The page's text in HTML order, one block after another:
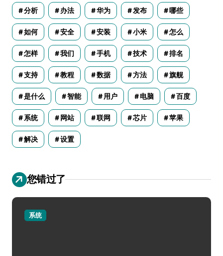
分析 办法 华为 发布 哪些
如何 安全 安装 小米 怎么
怎样 我们 手机 技术 排名
支持 教程 数据 方法 旗舰
是什么 智能 用户 电脑 百度
系统 网站 联网 芯片 苹果
解决 设置
您错过了
系统